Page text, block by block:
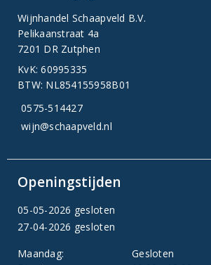
Wijnhandel Schaapveld B.V.
Pelikaanstraat 4a
7201 DR Zutphen
KvK: 60995335
BTW: NL854155958B01
0575-514427
wijn@schaapveld.nl
Openingstijden
05-05-2026 gesloten
27-04-2026 gesloten
Maandag:
Gesloten